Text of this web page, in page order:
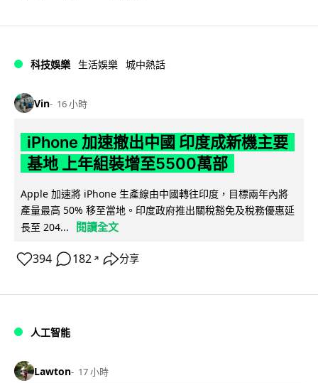
科技娛樂 生活娛樂 城中熱話
Vin 16 小時
iPhone 加速撤出中國 印度成新機主要
基地 上年組裝增至5500萬部
Apple 加速將 iPhone 生產線由中國轉往印度，目標兩年內將
產量最高 50% 移至當地。印度政府推出關稅豁免及稅務優惠延
長至 204...
閱讀全文
394 182 ↗ 分享
人工智能
Lawton 17 小時